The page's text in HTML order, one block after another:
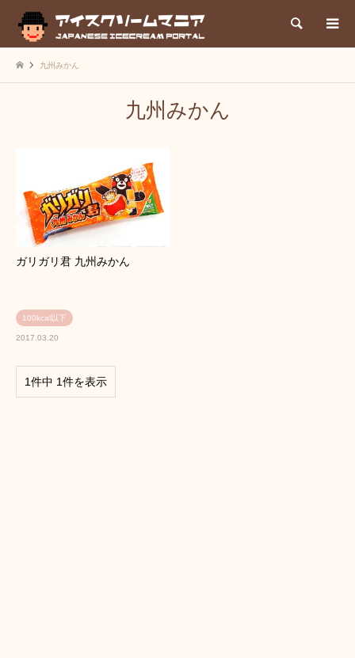
検索
九州みかん
九州みかん
ガリガリ君 九州みかん
100kcal以下
2017.03.20
1件中 1件を表示